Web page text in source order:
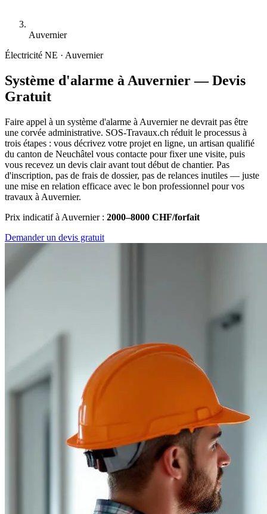
Auvernier
Électricité NE · Auvernier
Système d'alarme à Auvernier — Devis
Gratuit
Faire appel à un système d'alarme à Auvernier ne devrait pas être
une corvée administrative. SOS-Travaux.ch réduit le processus à
trois étapes : vous décrivez votre projet en ligne, un artisan qualifié
du canton de Neuchâtel vous contacte pour fixer une visite, puis
vous recevez un devis clair avant tout début de chantier. Pas
d'inscription, pas de frais de dossier, pas de relances inutiles — juste
une mise en relation efficace avec le bon professionnel pour vos
travaux à Auvernier.
Prix indicatif à Auvernier : 2000–8000 CHF/forfait
Demander un devis gratuit